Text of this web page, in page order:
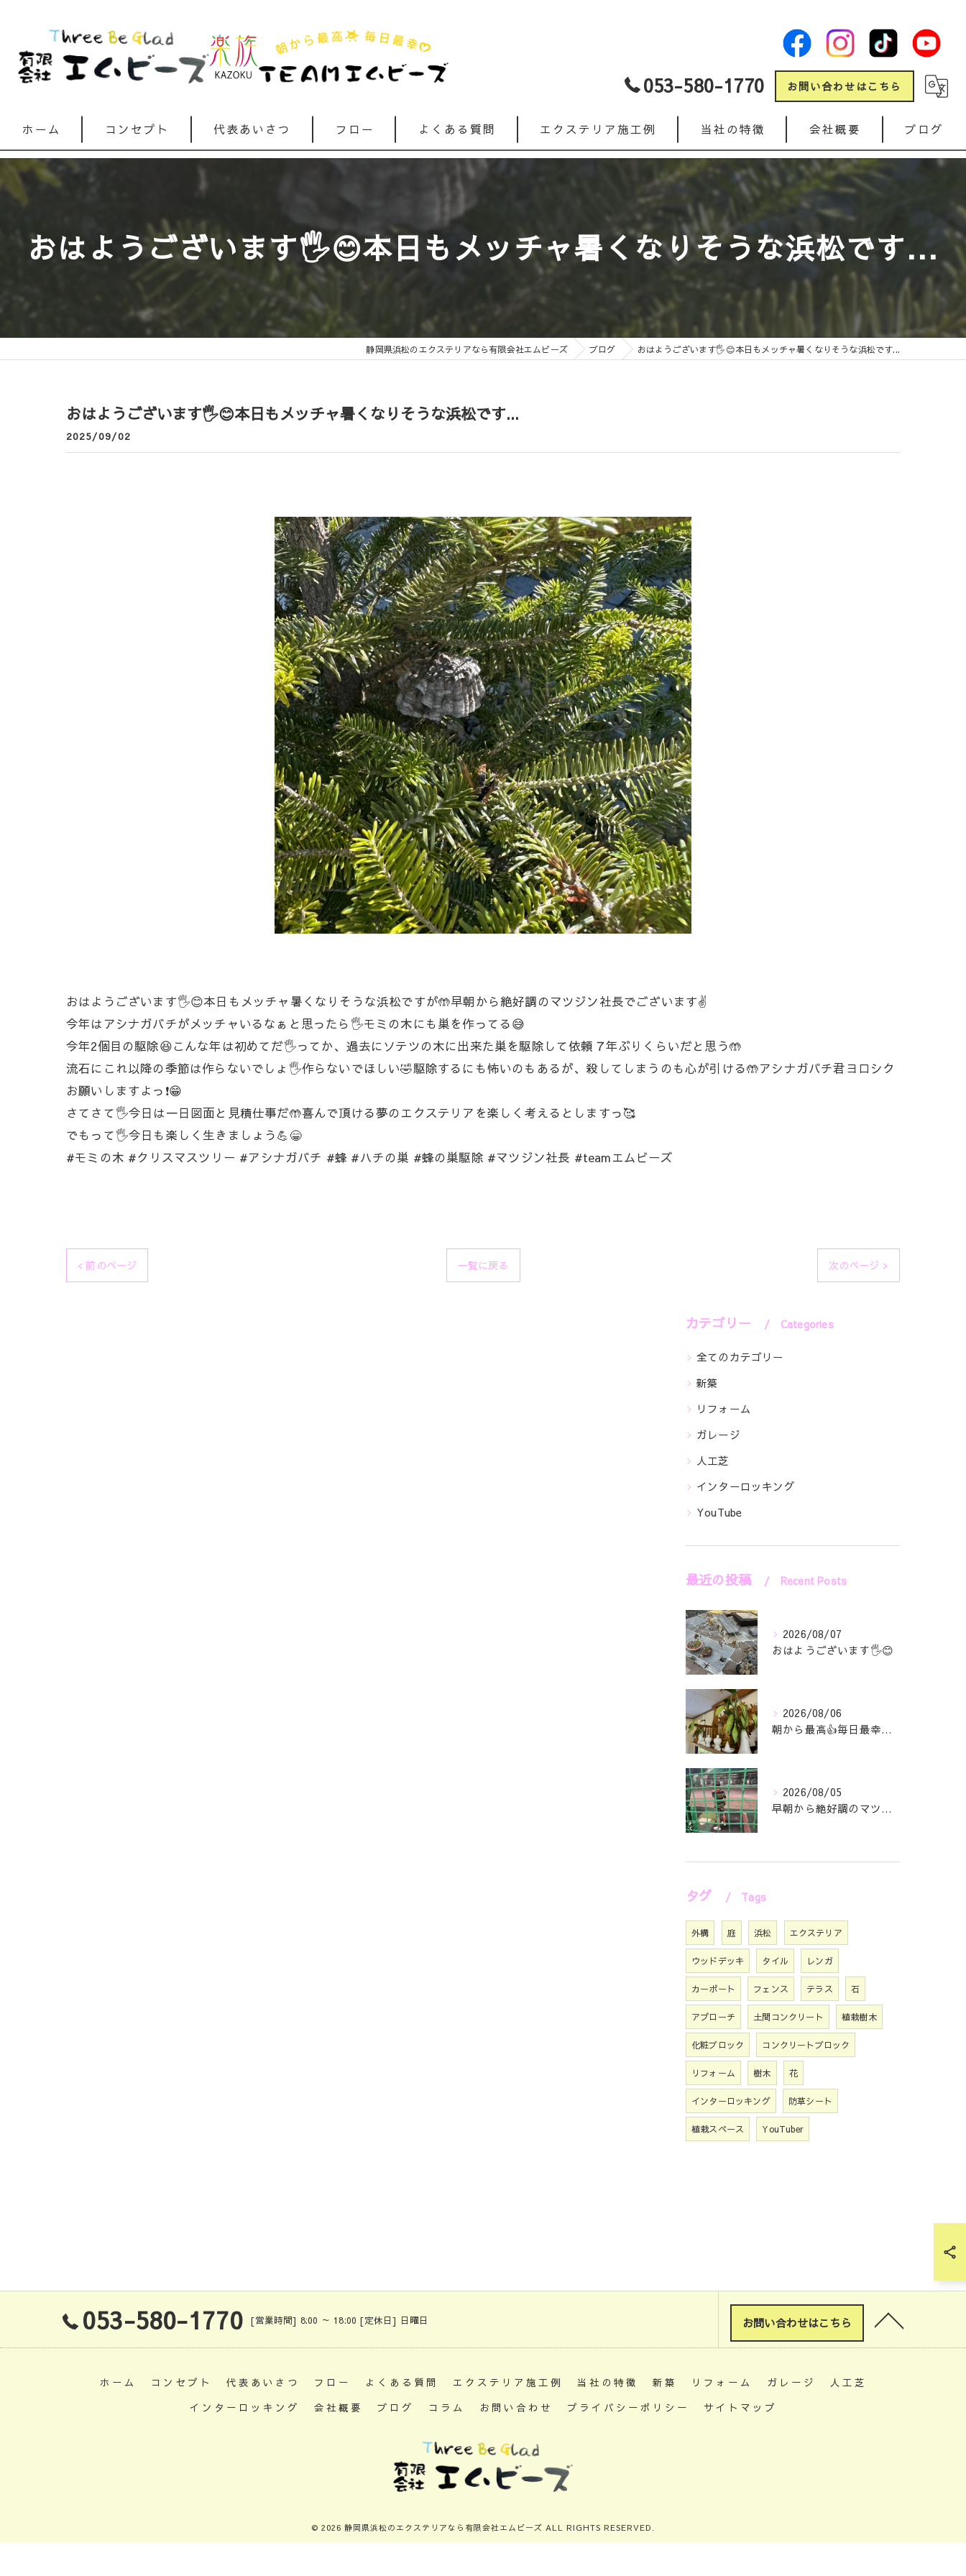
053-580-1770 お問い合わせはこちら
ホーム コンセプト 代表あいさつ フロー よくある質問 エクステリア施工例 当社の特徴
新築
リフォーム
ガレージ
インターロッキング
会社概要 ブログ
おはようございます🖐️😊本日もメッチャ暑くなりそうな浜松です...
静岡県浜松のエクステリアなら有限会社エムビーズ ブログ おはようございます🖐️😊本日もメッチャ暑くなりそうな浜松です...
おはようございます🖐️😊本日もメッチャ暑くなりそうな浜松です...
2025/09/02
おはようございます🖐️😊本日もメッチャ暑くなりそうな浜松ですが🤲早朝から絶好調のマツジン社長でございます✌️
今年はアシナガバチがメッチャいるなぁと思ったら🖐️モミの木にも巣を作ってる😅
今年2個目の駆除😆こんな年は初めてだ🖐️ってか、過去にソテツの木に出来た巣を駆除して依頼７年ぶりくらいだと思う🤲
流石にこれ以降の季節は作らないでしょ🖐️作らないでほしい🤣駆除するにも怖いのもあるが、殺してしまうのも心が引ける🤲アシナガバチ君ヨロシク
お願いしますよっ❗😁
さてさて🖐️今日は一日図面と見積仕事だ🤲喜んで頂ける夢のエクステリアを楽しく考えるとしますっ🥰
でもって🖐️今日も楽しく生きましょう💪😁
#モミの木 #クリスマスツリー #アシナガバチ #蜂 #ハチの巣 #蜂の巣駆除 #マツジン社長 #teamエムビーズ
< 前のページ 一覧に戻る 次のページ >
カテゴリー Categories
全てのカテゴリー
新築
リフォーム
ガレージ
人工芝
インターロッキング
YouTube
最近の投稿 Recent Posts
2026/08/07
おはようございます🖐️😊
2026/08/06
朝から最高👍毎日最幸の😁マツジン社長でございます🤗
2026/08/05
早朝から絶好調のマツジン社長でございます✌️😁
タグ Tags
外構 庭 浜松 エクステリア
ウッドデッキ タイル レンガ
カーポート フェンス テラス 石
アプローチ 土間コンクリート 植栽樹木
化粧ブロック コンクリートブロック
リフォーム 樹木 花
インターロッキング 防草シート
植栽スペース YouTuber
053-580-1770 [営業時間] 8:00 ～ 18:00 [定休日] 日曜日 お問い合わせはこちら
ホーム コンセプト 代表あいさつ フロー よくある質問 エクステリア施工例 当社の特徴 新築 リフォーム ガレージ
人工芝
インターロッキング
会社概要 ブログ コラム お問い合わせ プライバシーポリシー サイトマップ
© 2026 静岡県浜松のエクステリアなら有限会社エムビーズ ALL RIGHTS RESERVED.